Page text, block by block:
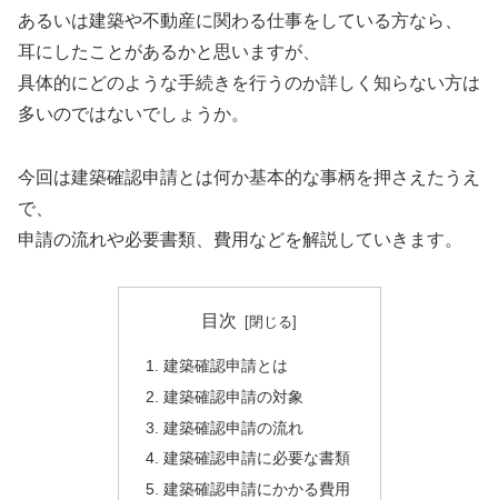
あるいは建築や不動産に関わる仕事をしている方なら、
耳にしたことがあるかと思いますが、
具体的にどのような手続きを行うのか詳しく知らない方は
多いのではないでしょうか。
今回は建築確認申請とは何か基本的な事柄を押さえたうえ
で、
申請の流れや必要書類、費用などを解説していきます。
目次
建築確認申請とは
建築確認申請の対象
建築確認申請の流れ
建築確認申請に必要な書類
建築確認申請にかかる費用